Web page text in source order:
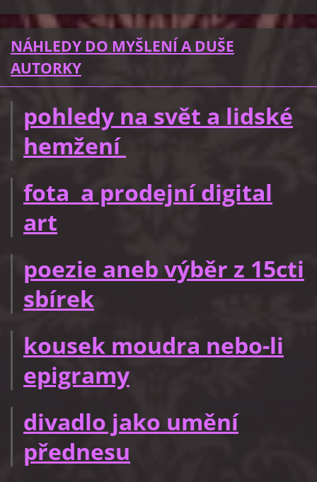
NÁHLEDY DO MYŠLENÍ A DUŠE
AUTORKY
pohledy na svět a lidské
hemžení
fota a prodejní digital
art
poezie aneb výběr z 15cti
sbírek
kousek moudra nebo-li
epigramy
divadlo jako umění
přednesu